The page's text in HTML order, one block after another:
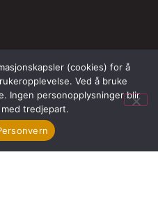
(cookies) for å
Ved å bruke
Ingen personopplysninger blir
tredjepart.